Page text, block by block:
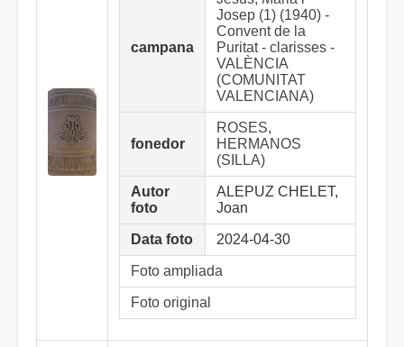
campana
Josep (1) (1940) -
Convent de la
Puritat - clarisses -
VALÈNCIA
(COMUNITAT
VALENCIANA)
fonedor
ROSES,
HERMANOS
(SILLA)
Autor
foto
ALEPUZ CHELET,
Joan
Data foto 2024-04-30
Foto ampliada
Foto original